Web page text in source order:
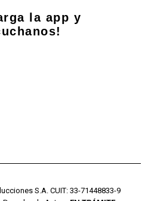
la app y
S.A. CUIT: 33-71448833-9